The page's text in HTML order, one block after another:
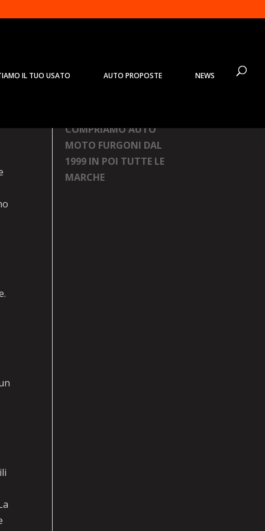
IL TUO USATO AUTO PROPOSTE NEWS
COMPRIAMO AUTO
MOTO FURGONI DAL
1999 IN POI TUTTE LE
MARCHE